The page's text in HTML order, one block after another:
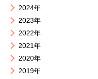
2024年
2023年
2022年
2021年
2020年
2019年